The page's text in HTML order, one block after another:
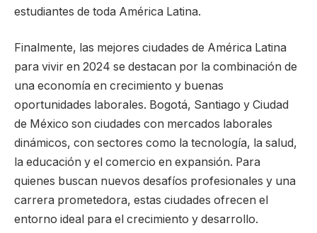
estudiantes de toda América Latina.
Finalmente, las mejores ciudades de América Latina
para vivir en 2024 se destacan por la combinación de
una economía en crecimiento y buenas
oportunidades laborales. Bogotá, Santiago y Ciudad
de México son ciudades con mercados laborales
dinámicos, con sectores como la tecnología, la salud,
la educación y el comercio en expansión. Para
quienes buscan nuevos desafíos profesionales y una
carrera prometedora, estas ciudades ofrecen el
entorno ideal para el crecimiento y desarrollo.